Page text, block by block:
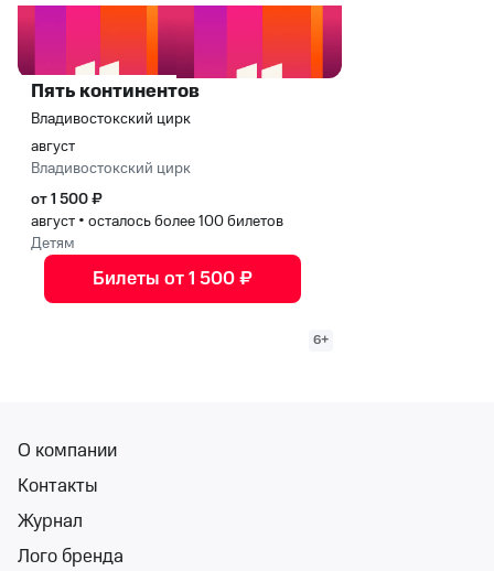
Пять континентов
Владивостокский цирк
август
Владивостокский цирк
от 1 500 ₽
август • осталось более 100 билетов
Детям
Билеты от 1 500 ₽
6+
Никаких Секретов
МАУК МЦКД «Горизонт»
октябрь
О компании
Контакты
Журнал
Лого бренда